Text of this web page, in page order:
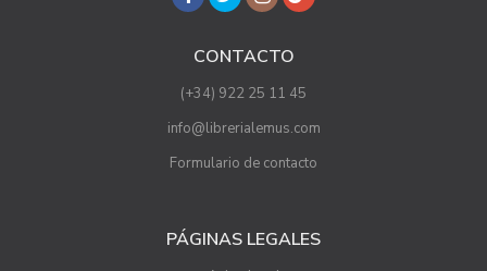
CONTACTO
(+34) 922 25 11 45
info@librerialemus.com
Formulario de contacto
PÁGINAS LEGALES